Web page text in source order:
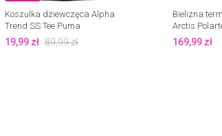
Koszulka dziewczęca Alpha
Trend SS Tee Puma
19,99 zł 89,99zł
Bielizna
Arctis
169,99 zł